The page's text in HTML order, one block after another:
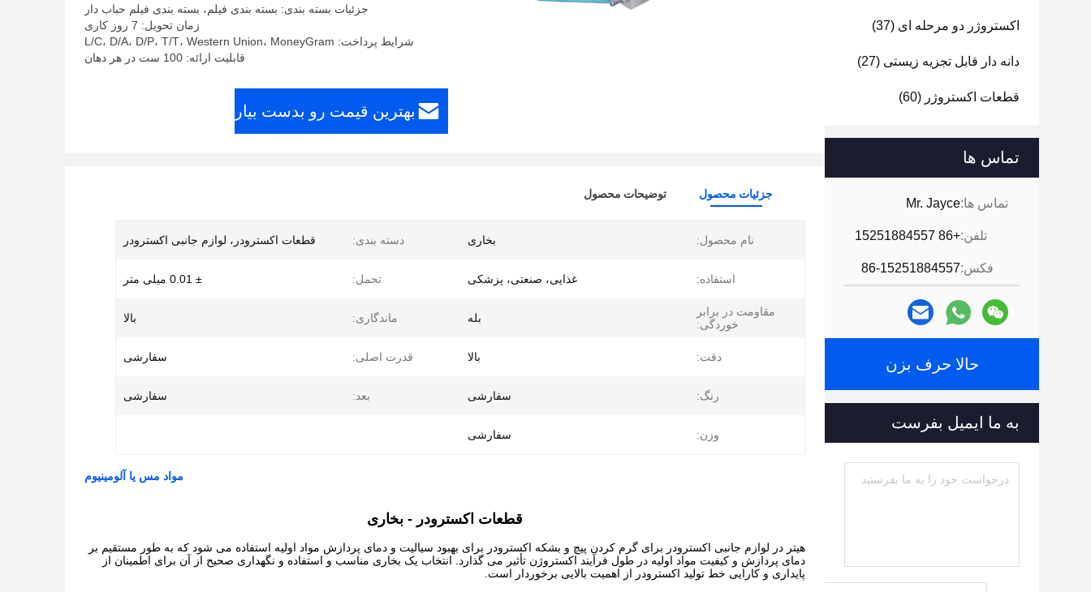
اکستروژر دو مرحله ای (37)
دانه دار قابل تجزیه زیستی (27)
قطعات اکستروژر (60)
تماس ها
تماس ها:Mr. Jayce
تلفن:+86 15251884557
فکس:86-15251884557
حالا حرف بزن
به ما ایمیل بفرست
جزئیات بسته بندی: بسته بندی فیلم، بسته بندی فیلم حباب دار
زمان تحویل: 7 روز کاری
شرایط پرداخت: L/C، D/A، D/P، T/T، Western Union، MoneyGram
قابلیت ارائه: 100 ست در هر دهان
بهترین قیمت رو بدست بیار
جزئیات محصول توضیحات محصول
نام محصول: بخاری دسته بندی: قطعات اکسترودر، لوازم جانبی اکسترودر
استفاده: غذایی، صنعتی، پزشکی تحمل: ± 0.01 میلی متر
مقاومت در برابر
خوردگی:
بله ماندگاری: بالا
دقت: بالا قدرت اصلی: سفارشی
رنگ: سفارشی بعد: سفارشی
وزن: سفارشی
مواد مس یا آلومینیوم
قطعات اکسترودر - بخاری
هیتر در لوازم جانبی اکسترودر برای گرم کردن پیچ و بشکه اکسترودر برای بهبود سیالیت و دمای پردازش مواد اولیه استفاده می شود که به طور مستقیم بر
دمای پردازش و کیفیت مواد اولیه در طول فرآیند اکستروژن تأثیر می گذارد. انتخاب یک بخاری مناسب و استفاده و نگهداری صحیح از آن برای اطمینان از
پایداری و کارایی خط تولید اکسترودر از اهمیت بالایی برخوردار است.